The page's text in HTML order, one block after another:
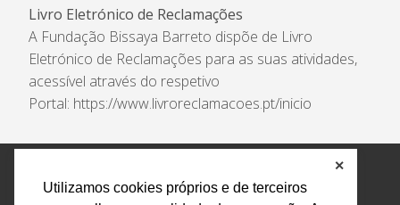
Utilizamos cookies próprios e de terceiros
✕
Livro Eletrónico de Reclamações
A Fundação Bissaya Barreto dispõe de Livro
Eletrónico de Reclamações para as suas atividades,
acessível através do respetivo
Portal: https://www.livroreclamacoes.pt/inicio
Política de Privacidade e Tratamento de Dados
Encarregado de Proteção de Dados
Livro Eletrónico